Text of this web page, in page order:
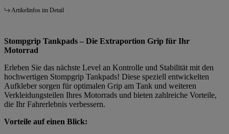
Artikelinfos im Detail
Stompgrip Tankpads – Die Extraportion Grip für Ihr
Motorrad
Erleben Sie das nächste Level an Kontrolle und Stabilität mit den
hochwertigen Stompgrip Tankpads! Diese speziell entwickelten
Aufkleber sorgen für optimalen Grip am Tank und weiteren
Verkleidungsteilen Ihres Motorrads und bieten zahlreiche Vorteile,
die Ihr Fahrerlebnis verbessern.
Vorteile auf einen Blick: